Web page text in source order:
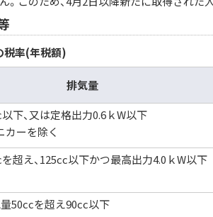
税率(年税額)
排気量
下、又は定格出力0.6ｋW以下
カーを除く
超え、125cc以下かつ最高出力4.0ｋW以下
50ccを超え90cc以下